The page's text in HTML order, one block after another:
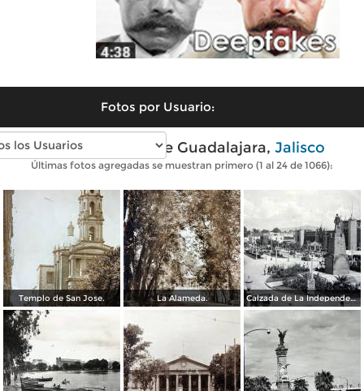
Fotos por Usuario:
Fotos antiguas de Guadalajara, Jalisco
Últimas fotos agregadas se muestran primero (1 al 24 de 1066):
Templo de San Jose. La Alameda. Calzada de La Independencia y Mto. a Juarez Guadalajara, Jalisco. ( Circulada el 5 de Septiembre de 1929 ).